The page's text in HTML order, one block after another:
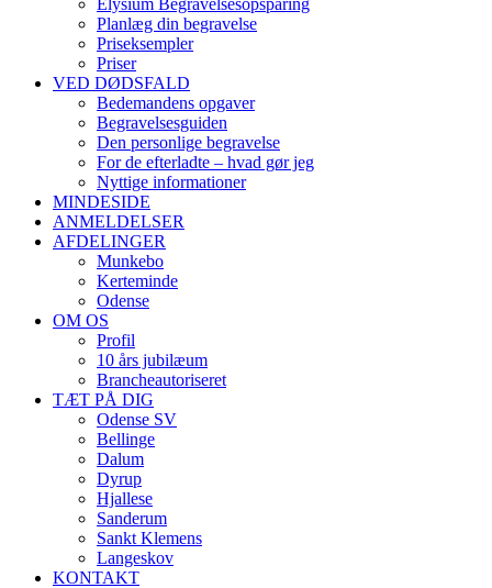
Elysium Begravelsesopsparing
Planlæg din begravelse
Priseksempler
Priser
VED DØDSFALD
Bedemandens opgaver
Begravelsesguiden
Den personlige begravelse
For de efterladte – hvad gør jeg
Nyttige informationer
MINDESIDE
ANMELDELSER
AFDELINGER
Munkebo
Kerteminde
Odense
OM OS
Profil
10 års jubilæum
Brancheautoriseret
TÆT PÅ DIG
Odense SV
Bellinge
Dalum
Dyrup
Hjallese
Sanderum
Sankt Klemens
Langeskov
KONTAKT